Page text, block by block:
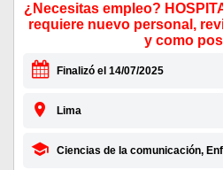
¿Necesitas empleo?
requiere nuevo personal,
y como
Finalizó el 14/07/2025
Lima
Ciencias de la comunicación,